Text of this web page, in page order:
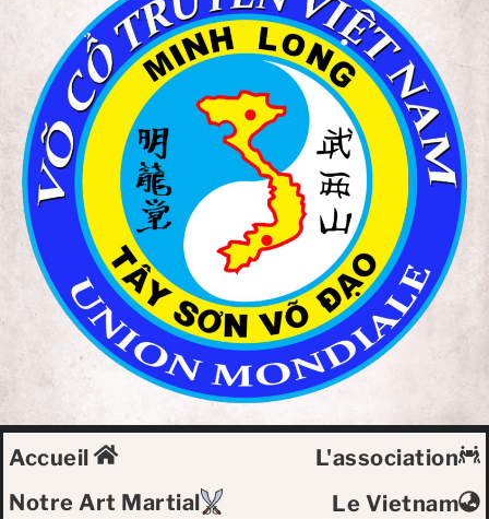
Accueil
L'association
Notre Art Martial
Le Vietnam